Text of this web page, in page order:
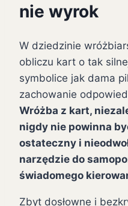
nie wyrok
W dziedzinie
obliczu kart o tak
symbolice jak dama
zachowanie
Wróżba z kart,
nigdy nie powinna
ostateczny i
narzędzie do
świadomego
Zbyt dosłowne i